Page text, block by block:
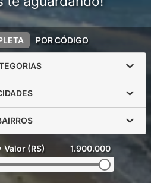
POR CÓDIGO
Valor (R$) 1.900.000